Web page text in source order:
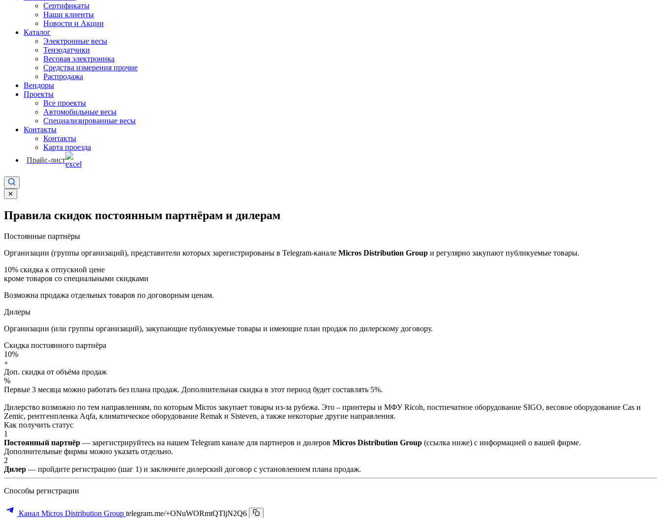
Сертификаты
Наши клиенты
Новости и Акции
Каталог
Электронные весы
Тензодатчики
Весовая электроника
Средства измерения прочие
Распродажа
Вендоры
Проекты
Все проекты
Автомобильные весы
Специализированные весы
Контакты
Контакты
Карта проезда
Прайс-лист
✕
Правила скидок постоянным партнёрам и дилерам
Постоянные партнёры
Организации (группы организаций), представители которых зарегистрированы в Telegram-канале Micros Distribution Group и регулярно закупают публикуемые товары.
10% скидка к отпускной цене
кроме товаров со специальными скидками
Возможна продажа отдельных товаров по договорным ценам.
Дилеры
Организации (или группы организаций), закупающие публикуемые товары и имеющие план продаж по дилерскому договору.
Скидка постоянного партнёра
10%
+
Доп. скидка от объёма продаж
%
Первые 3 месяца можно работать без плана продаж. Дополнительная скидка в этот период будет составлять 5%.
Дилерство возможно по тем направлениям, по которым Micros закупает товары из-за рубежа. Это – принтеры и МФУ Ricoh, постпечатное оборудование SIGO, весовое оборудование Cas и
Zemic, рентгенпленка Aqfa, климатическое оборудование Remak и Sisteven, а также некоторые другие направления.
Как получить статус
1
Постоянный партнёр — зарегистрируйтесь на нашем Telegram канале для партнеров и дилеров Micros Distribution Group (ссылка ниже) с информацией о вашей фирме.
Дополнительные фирмы можно указать отдельно.
2
Дилер — пройдите регистрацию (шаг 1) и заключите дилерский договор с установлением плана продаж.
Способы регистрации
Канал Micros Distribution Group telegram.me/+ONuWORmtQTljN2Q6